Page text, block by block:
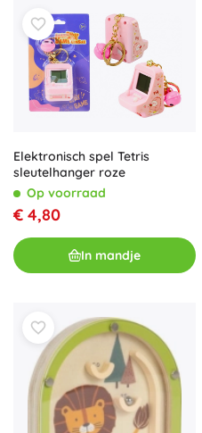
Elektronisch spel Tetris
sleutelhanger roze
Op voorraad
€ 4,80
In mandje